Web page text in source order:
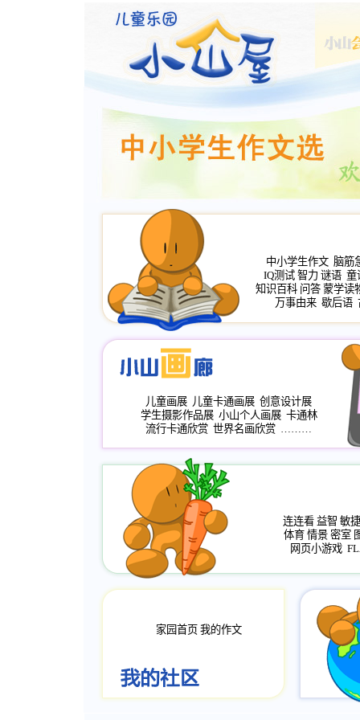
中小学生作文 脑筋
IQ测试 智力 谜语 童
知识百科 问答 蒙学读
万事由来 歇后语
儿童画展 儿童卡通画展 创意设计展
学生摄影作品展 小山个人画展 卡通林
流行卡通欣赏 世界名画欣赏 ………
连连看 益智 敏捷
体育 情景 密室
网页小游戏
家园首页 我的作文